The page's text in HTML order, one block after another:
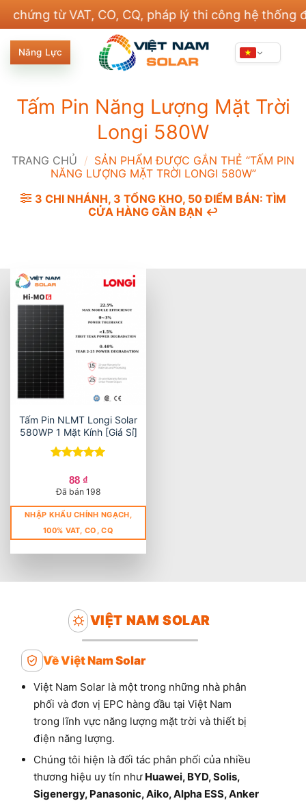
nội
dung
từ VAT, CO, CQ, pháp lý thi công hệ thống điện
Năng Lực
Tấm Pin Năng Lượng Mặt Trời
Longi 580W
TRANG CHỦ / SẢN PHẨM ĐƯỢC GẮN THẺ “TẤM PIN
NĂNG LƯỢNG MẶT TRỜI LONGI 580W”
3 CHI NHÁNH, 3 TỔNG KHO, 50 ĐIỂM BÁN: TÌM
CỬA HÀNG GẦN BẠN ↩️
Tấm Pin NLMT Longi Solar
580WP 1 Mặt Kính [Giá Sỉ]
hạng5 5
sao
88 ₫
Đã bán 198
NHẬP KHẨU CHÍNH NGẠCH,
100% VAT, CO, CQ
VIỆT NAM SOLAR
Về Việt Nam Solar
Việt Nam Solar là một trong những nhà phân
phối và đơn vị EPC hàng đầu tại Việt Nam
trong lĩnh vực năng lượng mặt trời và thiết bị
điện năng lượng.
Chúng tôi hiện là đối tác phân phối của nhiều
thương hiệu uy tín như Huawei, BYD, Solis,
Sigenergy, Panasonic, Aiko, Alpha ESS, Anker